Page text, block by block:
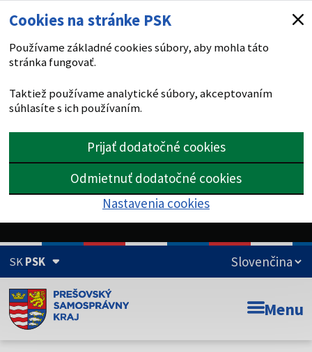
Cookies na stránke PSK
Používame základné cookies súbory, aby mohla táto
stránka fungovať.
Taktiež používame analytické súbory, akceptovaním
súhlasíte s ich používaním.
Prijať dodatočné cookies
Odmietnuť dodatočné cookies
Nastavenia cookies
SKPSK
Doména psk.sk je oficiálna
Toto je oficiálna webová stránka Prešovského
Menu